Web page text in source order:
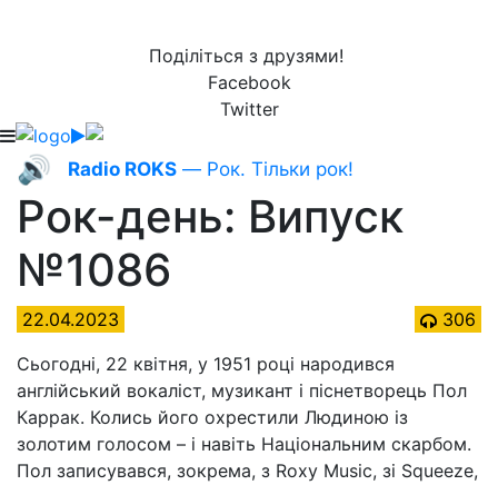
Поділіться з друзями!
Facebook
Twitter
🔊 Radio ROKS — Рок. Тільки рок!
Рок-день: Випуск
№1086
22.04.2023
306
Сьогодні, 22 квітня, у 1951 році народився
англійський вокаліст, музикант і піснетворець Пол
Каррак. Колись його охрестили Людиною із
золотим голосом – і навіть Національним скарбом.
Пол записувався, зокрема, з Roxy Music, зі Squeeze,